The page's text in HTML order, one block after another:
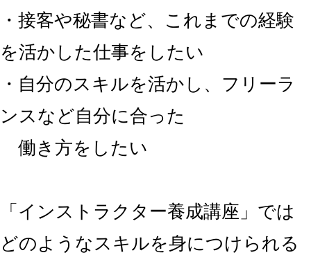
・接客や秘書など、これまでの経験
を活かした仕事をしたい
・自分のスキルを活かし、フリーラ
ンスなど自分に合った
働き方をしたい
「インストラクター養成講座」では
どのようなスキルを身につけられる